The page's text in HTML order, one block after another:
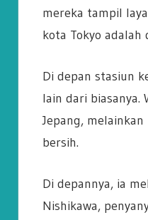
mereka tampil
kota Tokyo
Di depan stasiun
lain dari biasanya.
Jepang,
bersih.
Di depannya, ia
Nishikawa,